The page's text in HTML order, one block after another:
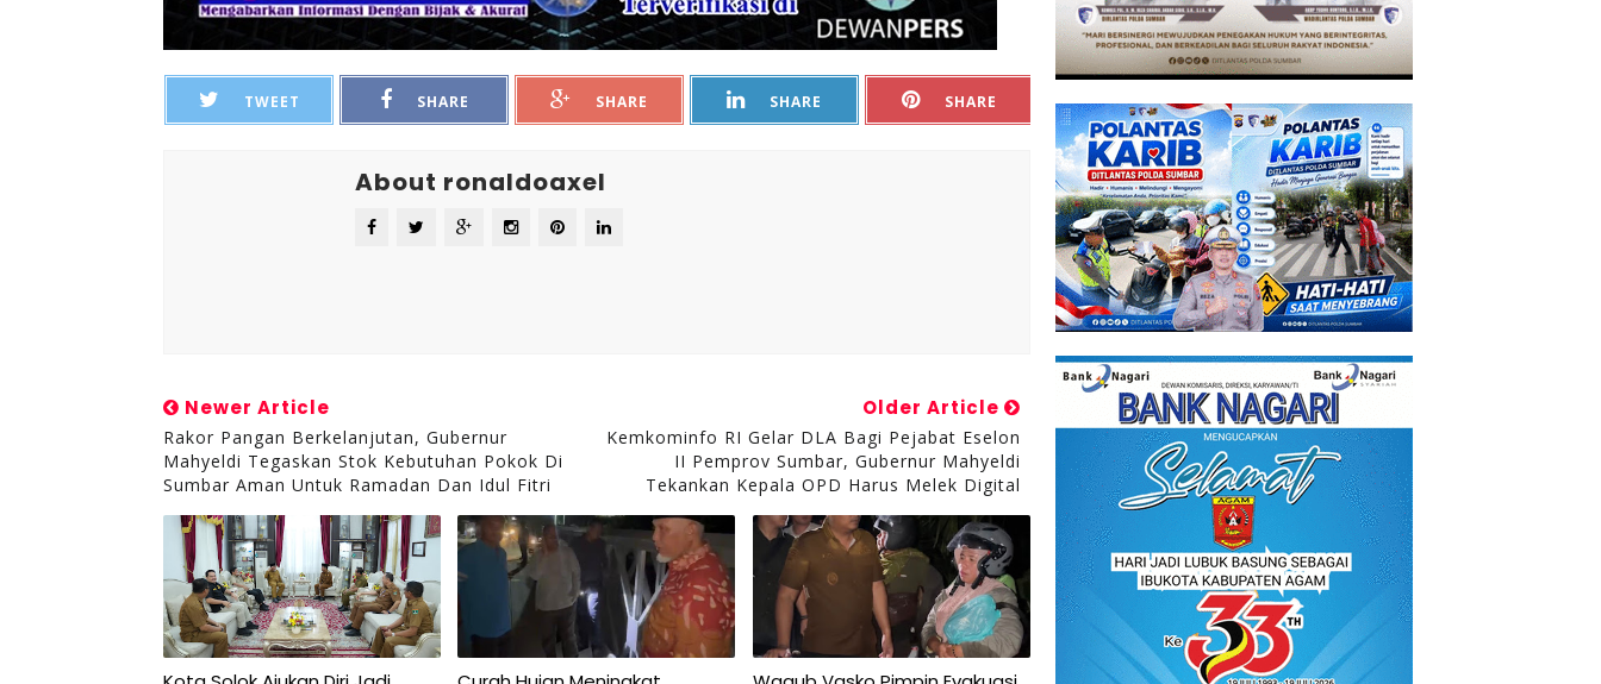
TWEET SHARE SHARE SHARE SHARE
About ronaldoaxel
Newer Article
Rakor Pangan Berkelanjutan, Gubernur
Mahyeldi Tegaskan Stok Kebutuhan Pokok Di
Sumbar Aman Untuk Ramadan Dan Idul Fitri
Older Article
Kemkominfo RI Gelar DLA Bagi Pejabat Eselon
II Pemprov Sumbar, Gubernur Mahyeldi
Tekankan Kepala OPD Harus Melek Digital